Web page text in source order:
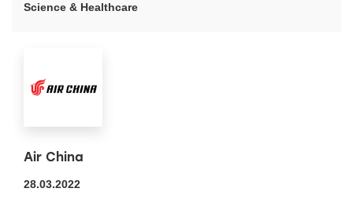
Science & Healthcare
Air China
28.03.2022